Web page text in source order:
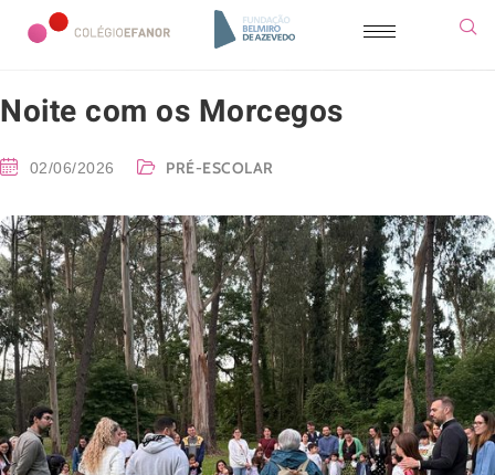
Noite com os Morcegos
02/06/2026 PRÉ-ESCOLAR